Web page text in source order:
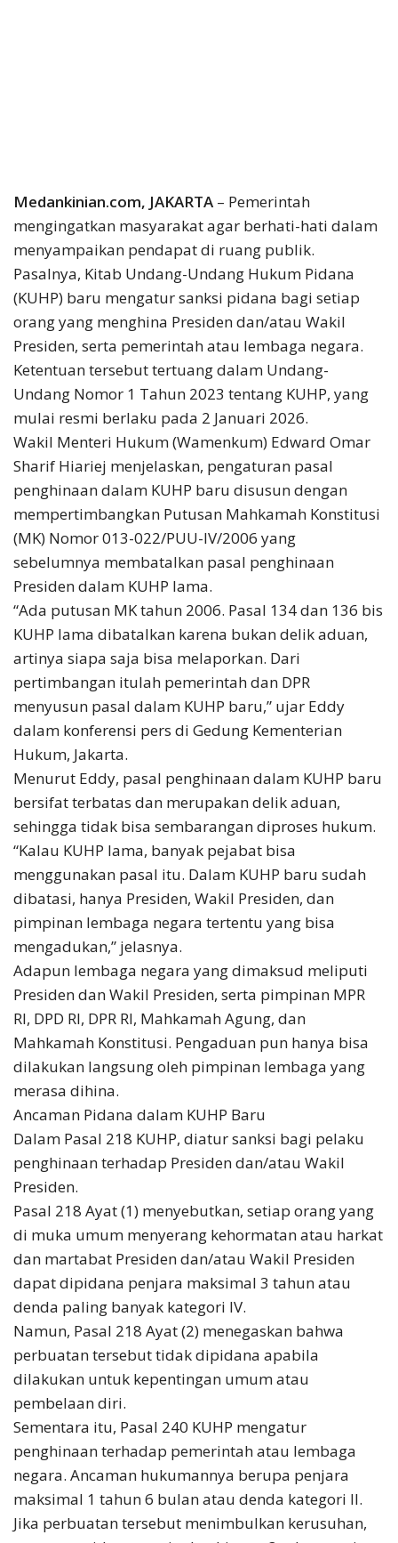
Medankinian.com, JAKARTA – Pemerintah
mengingatkan masyarakat agar berhati-hati dalam
menyampaikan pendapat di ruang publik.
Pasalnya, Kitab Undang-Undang Hukum Pidana
(KUHP) baru mengatur sanksi pidana bagi setiap
orang yang menghina Presiden dan/atau Wakil
Presiden, serta pemerintah atau lembaga negara.
Ketentuan tersebut tertuang dalam Undang-
Undang Nomor 1 Tahun 2023 tentang KUHP, yang
mulai resmi berlaku pada 2 Januari 2026.
Wakil Menteri Hukum (Wamenkum) Edward Omar
Sharif Hiariej menjelaskan, pengaturan pasal
penghinaan dalam KUHP baru disusun dengan
mempertimbangkan Putusan Mahkamah Konstitusi
(MK) Nomor 013-022/PUU-IV/2006 yang
sebelumnya membatalkan pasal penghinaan
Presiden dalam KUHP lama.
“Ada putusan MK tahun 2006. Pasal 134 dan 136 bis
KUHP lama dibatalkan karena bukan delik aduan,
artinya siapa saja bisa melaporkan. Dari
pertimbangan itulah pemerintah dan DPR
menyusun pasal dalam KUHP baru,” ujar Eddy
dalam konferensi pers di Gedung Kementerian
Hukum, Jakarta.
Menurut Eddy, pasal penghinaan dalam KUHP baru
bersifat terbatas dan merupakan delik aduan,
sehingga tidak bisa sembarangan diproses hukum.
“Kalau KUHP lama, banyak pejabat bisa
menggunakan pasal itu. Dalam KUHP baru sudah
dibatasi, hanya Presiden, Wakil Presiden, dan
pimpinan lembaga negara tertentu yang bisa
mengadukan,” jelasnya.
Adapun lembaga negara yang dimaksud meliputi
Presiden dan Wakil Presiden, serta pimpinan MPR
RI, DPD RI, DPR RI, Mahkamah Agung, dan
Mahkamah Konstitusi. Pengaduan pun hanya bisa
dilakukan langsung oleh pimpinan lembaga yang
merasa dihina.
Ancaman Pidana dalam KUHP Baru
Dalam Pasal 218 KUHP, diatur sanksi bagi pelaku
penghinaan terhadap Presiden dan/atau Wakil
Presiden.
Pasal 218 Ayat (1) menyebutkan, setiap orang yang
di muka umum menyerang kehormatan atau harkat
dan martabat Presiden dan/atau Wakil Presiden
dapat dipidana penjara maksimal 3 tahun atau
denda paling banyak kategori IV.
Namun, Pasal 218 Ayat (2) menegaskan bahwa
perbuatan tersebut tidak dipidana apabila
dilakukan untuk kepentingan umum atau
pembelaan diri.
Sementara itu, Pasal 240 KUHP mengatur
penghinaan terhadap pemerintah atau lembaga
negara. Ancaman hukumannya berupa penjara
maksimal 1 tahun 6 bulan atau denda kategori II.
Jika perbuatan tersebut menimbulkan kerusuhan,